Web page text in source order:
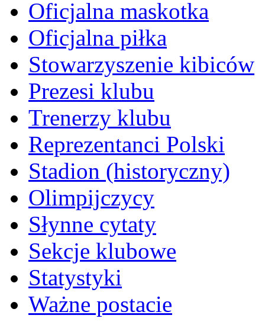
Oficjalna maskotka
Oficjalna piłka
Stowarzyszenie kibiców
Prezesi klubu
Trenerzy klubu
Reprezentanci Polski
Stadion (historyczny)
Olimpijczycy
Słynne cytaty
Sekcje klubowe
Statystyki
Ważne postacie